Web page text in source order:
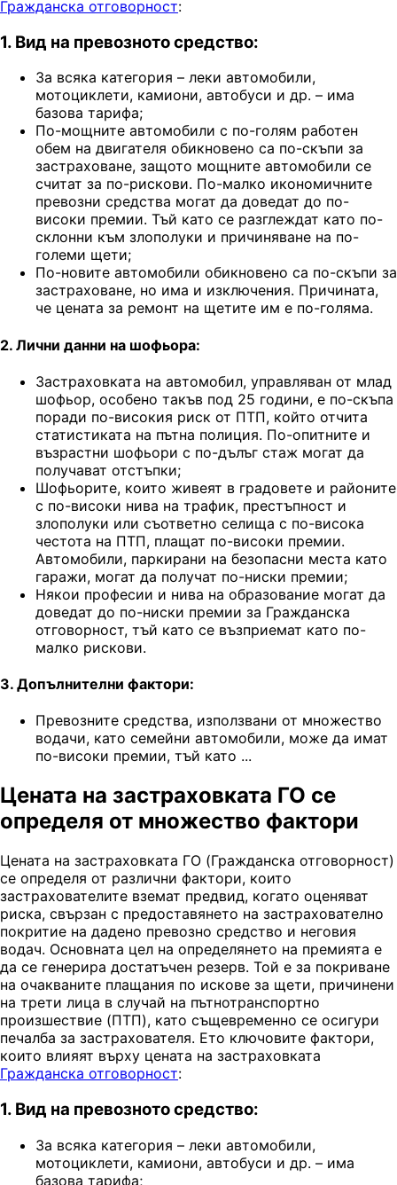
Гражданска отговорност:
1. Вид на превозното средство:
За всяка категория – леки автомобили,
мотоциклети, камиони, автобуси и др. – има
базова тарифа;
По-мощните автомобили с по-голям работен
обем на двигателя обикновено са по-скъпи за
застраховане, защото мощните автомобили се
считат за по-рискови. По-малко икономичните
превозни средства могат да доведат до по-
високи премии. Тъй като се разглеждат като по-
склонни към злополуки и причиняване на по-
големи щети;
По-новите автомобили обикновено са по-скъпи за
застраховане, но има и изключения. Причината,
че цената за ремонт на щетите им е по-голяма.
2. Лични данни на шофьора:
Застраховката на автомобил, управляван от млад
шофьор, особено такъв под 25 години, е по-скъпа
поради по-високия риск от ПТП, който отчита
статистиката на пътна полиция. По-опитните и
възрастни шофьори с по-дълъг стаж могат да
получават отстъпки;
Шофьорите, които живеят в градовете и районите
с по-високи нива на трафик, престъпност и
злополуки или съответно селища с по-висока
честота на ПТП, плащат по-високи премии.
Автомобили, паркирани на безопасни места като
гаражи, могат да получат по-ниски премии;
Някои професии и нива на образование могат да
доведат до по-ниски премии за Гражданска
отговорност, тъй като се възприемат като по-
малко рискови.
3. Допълнителни фактори:
Превозните средства, използвани от множество
водачи, като семейни автомобили, може да имат
по-високи премии, тъй като ...
Цената на застраховката ГО се
определя от множество фактори
Цената на застраховката ГО (Гражданска отговорност)
се определя от различни фактори, които
застрахователите вземат предвид, когато оценяват
риска, свързан с предоставянето на застрахователно
покритие на дадено превозно средство и неговия
водач. Основната цел на определянето на премията е
да се генерира достатъчен резерв. Той е за покриване
на очакваните плащания по искове за щети, причинени
на трети лица в случай на пътнотранспортно
произшествие (ПТП), като същевременно се осигури
печалба за застрахователя. Ето ключовите фактори,
които влияят върху цената на застраховката
Гражданска отговорност:
1. Вид на превозното средство:
За всяка категория – леки автомобили,
мотоциклети, камиони, автобуси и др. – има
базова тарифа;